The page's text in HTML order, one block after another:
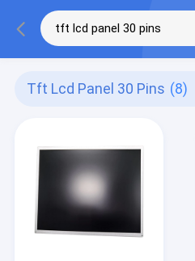
Tft Lcd Panel 30 Pins (8)